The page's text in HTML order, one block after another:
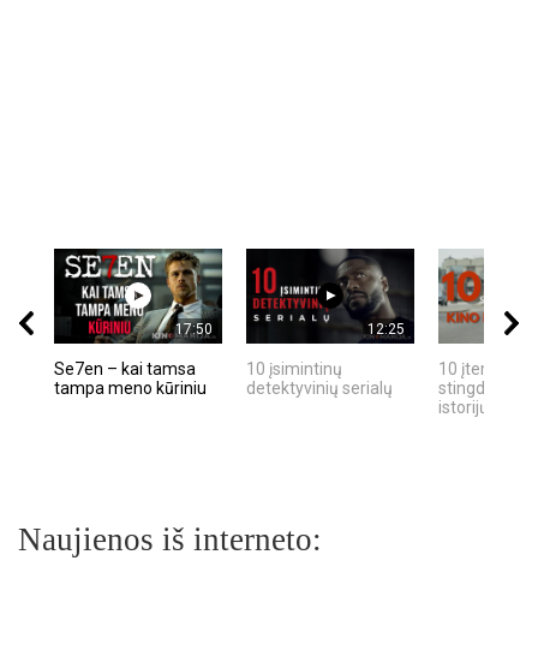
17:50
Se7en – kai tamsa
tampa meno kūriniu
12:25
10 įsimintinų
detektyvinių serialų
10 įtemptų,
stingdančių
istorijų
Naujienos iš interneto: